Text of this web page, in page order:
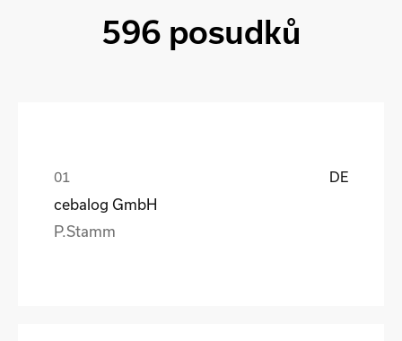
596 posudků
DE
cebalog GmbH
P.Stamm